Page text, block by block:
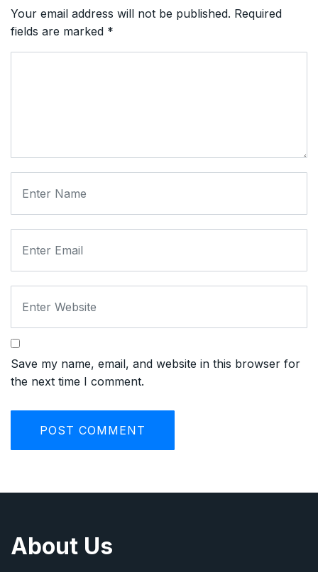
Your email address will not be published. Required
fields are marked *
Save my name, email, and website in this browser for
the next time I comment.
About Us